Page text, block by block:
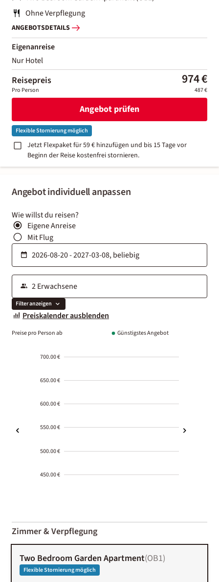
Angebot individuell anpassen
Wie willst du reisen?
Eigene Anreise
Mit Flug
Filter anzeigen
Preiskalender ausblenden
Preise pro Person ab Günstigstes Angebot
700.00 €
650.00 €
600.00 €
550.00 €
500.00 €
450.00 €
01-02
Zimmer & Verpflegung
Two Bedroom Garden Apartment(OB1)
Flexible Stornierung möglich
Ohne Verpflegung
ANGEBOTSDETAILS
Eigenanreise
Nur Hotel
Reisepreis 974 €
Pro Person 487 €
Angebot prüfen
Flexible Stornierung möglich
Jetzt Flexpaket für 59 € hinzufügen und bis 15 Tage vor
Beginn der Reise kostenfrei stornieren.